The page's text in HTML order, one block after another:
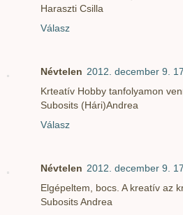
Haraszti Csilla
Válasz
Névtelen 2012. december 9.
Krteatív Hobby tanfolyamon
Subosits (Hári)Andrea
Válasz
Névtelen 2012. december 9.
Elgépeltem, bocs. A kreatív az
Subosits Andrea